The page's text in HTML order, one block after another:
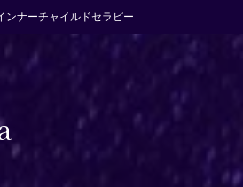
ンナーチャイルドセラピー